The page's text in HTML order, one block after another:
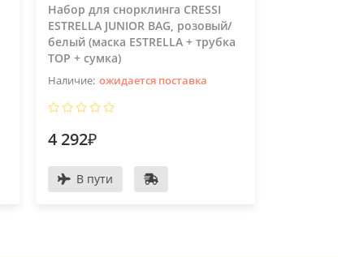
Набор для снорклинга CRESSI
ESTRELLA JUNIOR BAG, розовый/
белый (маска ESTRELLA + трубка
TOP + сумка)
ожидается поставка
4 292₽
В пути